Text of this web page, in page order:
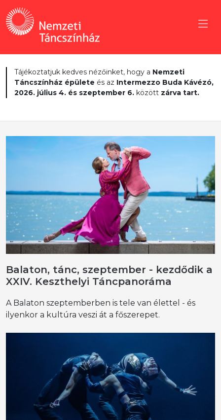
Tájékoztatjuk kedves nézőinket, hogy a Nemzeti
Táncszínház épülete és az Intermezzo Buda Kávézó,
2026. július 4. és szeptember 6. között zárva tart.
Balaton, tánc, szeptember - kezdődik a
XXIV. Keszthelyi Táncpanoráma
A Balaton szeptemberben is tele van élettel - és
ilyenkor a kultúra veszi át a főszerepet.